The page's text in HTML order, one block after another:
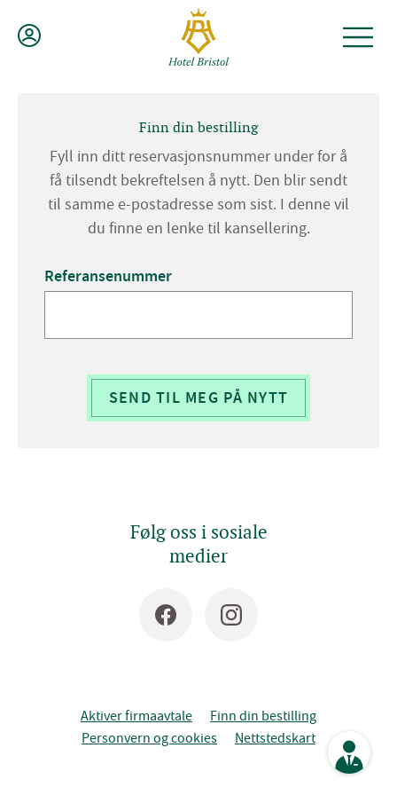
innhold
Finn din bestilling
Fyll inn ditt reservasjonsnummer under for å
få tilsendt bekreftelsen å nytt. Den blir sendt
til samme e-postadresse som sist. I denne vil
du finne en lenke til kansellering.
Referansenummer
SEND TIL MEG PÅ NYTT
Følg oss i sosiale
medier
Aktiver firmaavtale
Finn din bestilling
Personvern og cookies
Nettstedskart